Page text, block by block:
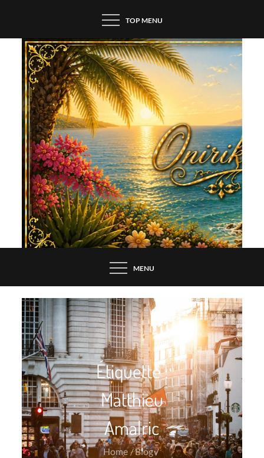
content
TOP MENU
MENU
Étiquette :
Matthieu
Amalric
Home
Blog